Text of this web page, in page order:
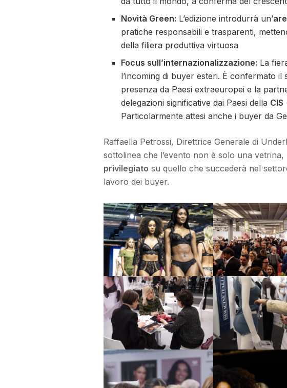
Novità Green: L’edizione introdurrà un’
pratiche responsabili e trasparenti,
della filiera produttiva virtuosa
Focus sull’internazionalizzazione: La
l’incoming di buyer esteri. È confermato il
presenza da Paesi extraeuropei e la
delegazioni significative dai Paesi della CIS
Particolarmente attesi anche i buyer da
Raffaella Petrossi, Direttrice Generale di
sottolinea che l’evento non è solo una
privilegiato su quello che succederà nel
lavoro dei buyer.